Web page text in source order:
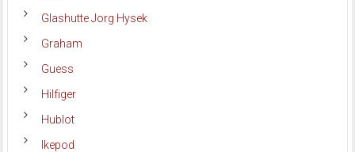
Glashutte Jorg Hysek
Graham
Guess
Hilfiger
Hublot
Ikepod